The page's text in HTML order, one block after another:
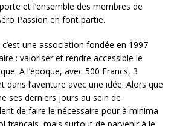
et l’ensemble des membres de
Passion en font partie.
une association fondée en 1997
: valoriser et rendre accessible le
A l’époque, avec 500 Francs, 3
dans l’aventure avec une idée. Alors que
ses derniers jours au sein de
de faire le nécessaire pour à minima